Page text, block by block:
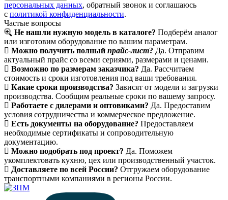
персональных данных, обратный звонок и соглашаюсь
с политикой конфиденциальности.
Частые вопросы
Не нашли нужную модель в каталоге? Подберём аналог
или изготовим оборудование по вашим параметрам.
Можно получить полный прайс-лист? Да. Отправим
актуальный прайс со всеми сериями, размерами и ценами.
Возможно по размерам заказчика? Да. Рассчитаем
стоимость и сроки изготовления под ваши требования.
Какие сроки производства? Зависят от модели и загрузки
производства. Сообщим реальные сроки по вашему запросу.
Работаете с дилерами и оптовиками? Да. Предоставим
условия сотрудничества и коммерческое предложение.
Есть документы на оборудование? Предоставляем
необходимые сертификаты и сопроводительную
документацию.
Можно подобрать под проект? Да. Поможем
укомплектовать кухню, цех или производственный участок.
Доставляете по всей России? Отгружаем оборудование
транспортными компаниями в регионы России.